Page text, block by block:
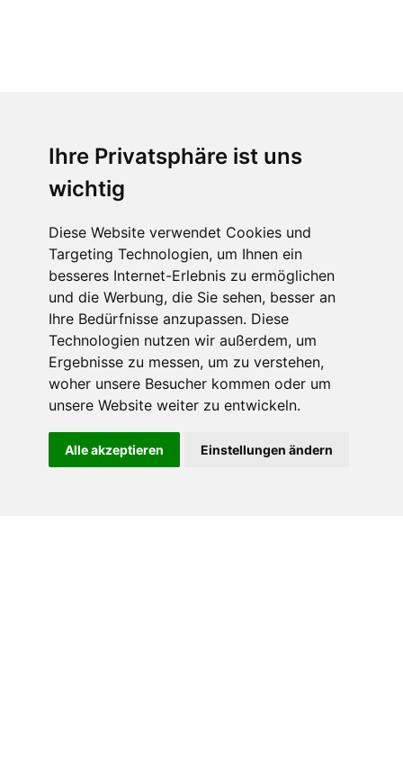
Ihre Privatsphäre ist uns
wichtig
Diese Website verwendet Cookies und
Targeting Technologien, um Ihnen ein
besseres Internet-Erlebnis zu ermöglichen
und die Werbung, die Sie sehen, besser an
Ihre Bedürfnisse anzupassen. Diese
Technologien nutzen wir außerdem, um
Ergebnisse zu messen, um zu verstehen,
woher unsere Besucher kommen oder um
unsere Website weiter zu entwickeln.
Alle akzeptieren Einstellungen ändern